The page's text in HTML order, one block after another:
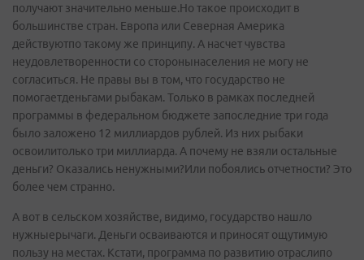
получают значительно меньше.Но такое происходит в
большинстве стран. Европа или Северная Америка
действуютпо такому же принципу. А насчет чувства
неудовлетворенности со сторонынаселения не могу не
согласиться. Не правы вы в том, что государство не
помогаетденьгами рыбакам. Только в рамках последней
программы в федеральном бюджете запоследние три года
было заложено 12 миллиардов рублей. Из них рыбаки
освоилитолько три миллиарда. А почему не взяли остальные
деньги? Оказались ненужными?Или побоялись отчетности? Это
более чем странно.
А вот в сельском хозяйстве, видимо, государство нашло
нужныерычаги. Деньги осваиваются и приносят ощутимую
пользу на местах. Кстати, программа по развитию отраслипо